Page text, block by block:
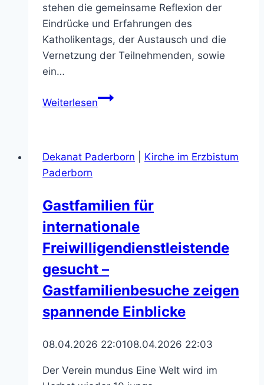
stehen die gemeinsame Reflexion der
Eindrücke und Erfahrungen des
Katholikentags, der Austausch und die
Vernetzung der Teilnehmenden, sowie
ein…
WeiterlesenEinladung
Katholikentags
Dekanat Paderborn
Kirche im Erzbistum
Paderborn
Gastfamilien für
internationale
Freiwilligendienstleistende
gesucht –
Gastfamilienbesuche zeigen
spannende Einblicke
08.04.2026 22:0108.04.2026 22:03
Der Verein mundus Eine Welt wird im